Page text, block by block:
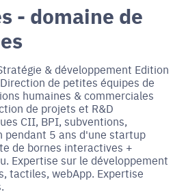
- domaine de
& développement Edition
de petites équipes de
humaines & commerciales
de projets et R&D
CII, BPI, subventions,
pendant 5 ans d'une startup
de bornes interactives +
Expertise sur le développement
tactiles, webApp. Expertise